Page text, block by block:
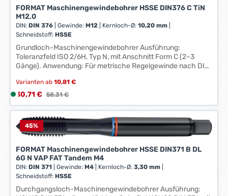
a
g
e
*
*
r
z
e
i
t
:
1
-
3
e
r
k
a
g
e
*
FORMAT Maschinengewindebohrer HSSE DIN376 C TiN
M12,0
DIN:DIN 376 Gewinde:M12 Kernloch-Ø:10,20 mm
Schneidstoff:HSSE
Grundloch-Maschinengewindebohrer Ausführung:
Toleranzfeld ISO 2/6H, Typ N, mit Anschnitt Form C (2–3
Gänge). Anwendung: Für metrische Regelgewinde nach DIN
Automatenstähle, Einsatzstähle, Vergütungsstähle,
Nitrierstähle und Kugelgraphitguss verwendbar. Hersteller:
42389 Wuppertal, DE, +4920260960, webkontakt@ede.de
Varianten ab 10,81 €
Verkaufspreis:
L
i
f
r
z
e
i
t
30,71 € Regulärer Preis:
58,31 €
45%
FORMAT Maschinengewindebohrer HSSE DIN371 B DL
6G N VAP FAT Tandem M4
DIN:DIN 371 Gewinde:M4 Kernloch-Ø:3,30 mm
Schneidstoff:HSSE
Durchgangsloch-Maschinengewindebohrer Ausführung: